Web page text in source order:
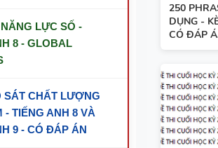
LỰC SỐ -
8 - GLOBAL
SÁT CHẤT LƯỢNG
- TIẾNG ANH 8 VÀ
9 - CÓ ĐÁP ÁN
250
DỤNG -
CÓ ĐÁP
- TIẾNG ANH
+ ẢNH MINH
KỲ 1 - CÓ ĐÁP
TỪNG UNIT